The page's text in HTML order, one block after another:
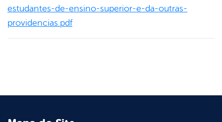
estudantes-de-ensino-superior-e-da-outras-
providencias.pdf